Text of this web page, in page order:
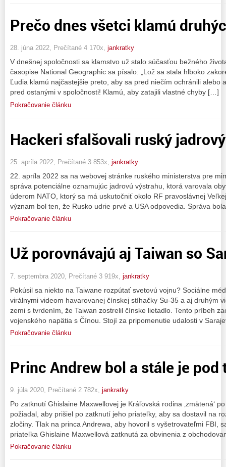
Prečo dnes všetci klamú
28. júna 2022, Prečítané 4 170x, jankratky
V dnešnej spoločnosti sa klamstvo už stalo súčasťou bežného
časopise National Geographic sa písalo: „Lož sa stala hlboko
Ľudia klamú najčastejšie preto, aby sa pred niečím ochránili alebo
pred ostanými v spoločnosti! Klamú, aby zatajili vlastné chyby […]
Pokračovanie článku
Hackeri sfalšovali ruský
25. apríla 2022, Prečítané 3 853x, jankratky
22. apríla 2022 sa na webovej stránke ruského ministerstva pre
správa potenciálne oznamujúc jadrovú výstrahu, ktorá varovala
úderom NATO, ktorý sa má uskutočniť okolo RF pravoslávnej
význam bol ten, že Rusko udrie prvé a USA odpovedia. Správa
Pokračovanie článku
Už porovnávajú aj Taiwan so
7. septembra 2020, Prečítané 3 919x, jankratky
Pokúsil sa niekto na Taiwane rozpútať svetovú vojnu? Sociálne
virálnymi videom havarovanej čínskej stíhačky Su-35 a aj druhým
zemi s tvrdením, že Taiwan zostrelil čínske lietadlo. Tento príbeh
vojenského napätia s Čínou. Stojí za pripomenutie udalosti v
Pokračovanie článku
Princ Andrew bol a stále je pod
9. júla 2020, Prečítané 2 782x, jankratky
Po zatknutí Ghislaine Maxwellovej je Kráľovská rodina ‚zmätená‘
požiadal, aby prišiel po zatknutí jeho priateľky, aby sa dostavil na
zločiny. Tlak na princa Andrewa, aby hovoril s vyšetrovateľmi FBI,
priateľka Ghislaine Maxwellová zatknutá za obvinenia z
Pokračovanie článku